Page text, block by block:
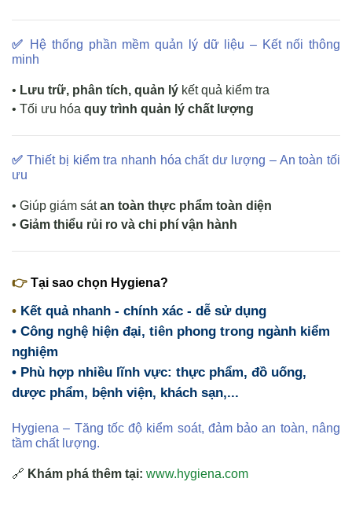
✅ Hệ thống phần mềm quản lý dữ liệu – Kết nối thông
minh
• Lưu trữ, phân tích, quản lý kết quả kiểm tra
• Tối ưu hóa quy trình quản lý chất lượng
✅Thiết bị kiểm tra nhanh hóa chất dư lượng – An toàn tối
ưu
• Giúp giám sátan toàn thực phẩm toàn diện
• Giảm thiểu rủi ro và chi phí vận hành
👉 Tại sao chọn Hygiena?
• Kết quả nhanh - chính xác - dễ sử dụng
• Công nghệ hiện đại, tiên phong trong ngành kiểm
nghiệm
• Phù hợp nhiều lĩnh vực: thực phẩm, đồ uống,
dược phẩm, bệnh viện, khách sạn,...
Hygiena – Tăng tốc độ kiểm soát, đảm bảo an toàn, nâng
tầm chất lượng.
🔗 Khám phá thêm tại: www.hygiena.com